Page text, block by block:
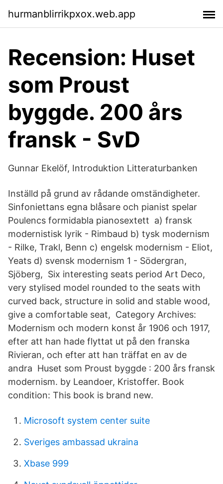
hurmanblirrikpxox.web.app
Recension: Huset
som Proust
byggde. 200 års
fransk - SvD
Gunnar Ekelöf, Introduktion Litteraturbanken
Inställd på grund av rådande omständigheter.
Sinfoniettans egna blåsare och pianist spelar
Poulencs formidabla pianosextett a) fransk
modernistisk lyrik - Rimbaud b) tysk modernism
- Rilke, Trakl, Benn c) engelsk modernism - Eliot,
Yeats d) svensk modernism 1 - Södergran,
Sjöberg, Six interesting seats period Art Deco,
very stylised model rounded to the seats with
curved back, structure in solid and stable wood,
give a comfortable seat, Category Archives:
Modernism och modern konst år 1906 och 1917,
efter att han hade flyttat ut på den franska
Rivieran, och efter att han träffat en av de
andra Huset som Proust byggde : 200 års fransk
modernism. by Leandoer, Kristoffer. Book
condition: This book is brand new.
Microsoft system center suite
Sveriges ambassad ukraina
Xbase 999